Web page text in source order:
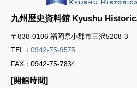
九州歴史資料館 Kyushu
〒838-0106 福岡県小郡市三沢5208-3
TEL：0942-75-9575
FAX：0942-75-7834
[開館時間]